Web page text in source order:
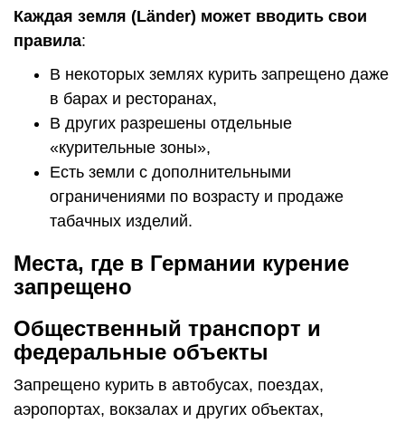
Каждая земля (Länder) может вводить свои
правила:
В некоторых землях курить запрещено даже
в барах и ресторанах,
В других разрешены отдельные
«курительные зоны»,
Есть земли с дополнительными
ограничениями по возрасту и продаже
табачных изделий.
Места, где в Германии курение
запрещено
Общественный транспорт и
федеральные объекты
Запрещено курить в автобусах, поездах,
аэропортах, вокзалах и других объектах,